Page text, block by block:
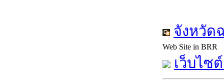
จังหวัด
Web Site in BRR
เว็บไซ